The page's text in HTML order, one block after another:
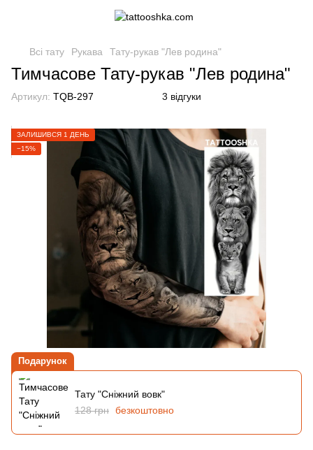
Всі тату Рукава Тату-рукав "Лев родина"
Тимчасове Тату-рукав "Лев родина"
Артикул: TQB-297 3 відгуки
ЗАЛИШИВСЯ 1 ДЕНЬ
−15%
Подарунок
Тату "Сніжний вовк"
128 грн безкоштовно